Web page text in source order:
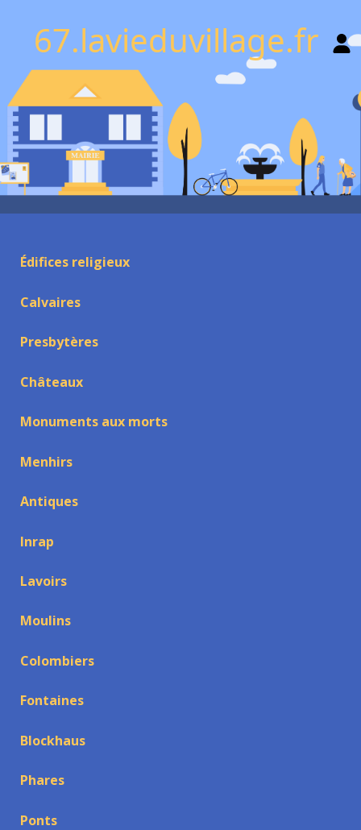
67.lavieduvillage.fr
Édifices religieux
Calvaires
Presbytères
Châteaux
Monuments aux morts
Menhirs
Antiques
Inrap
Lavoirs
Moulins
Colombiers
Fontaines
Blockhaus
Phares
Ponts